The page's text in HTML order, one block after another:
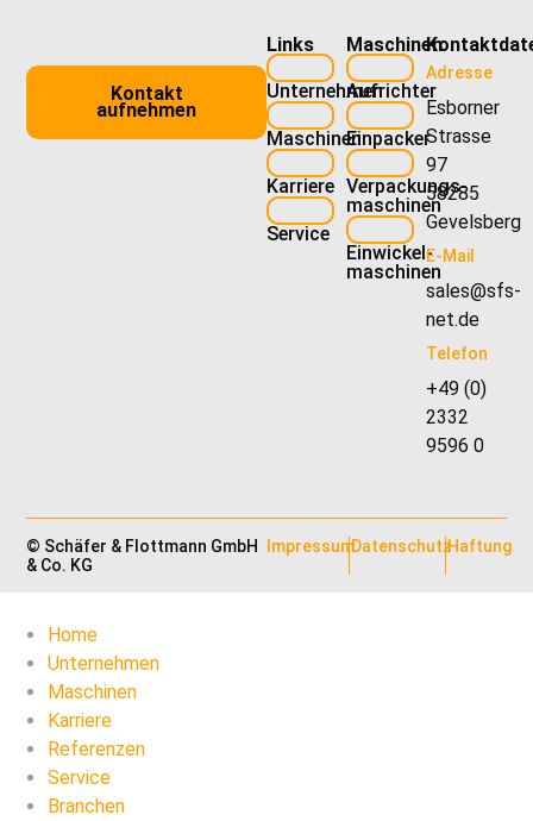
Kontakt
aufnehmen
Links
Unternehmen
Maschinen
Karriere
Service
Maschinen
Aufrichter
Einpacker
Verpackungs­
maschinen
Einwickel­
maschinen
Adresse
Esborner
Strasse
97
58285
Gevelsberg
E-Mail
sales@sfs-
net.de
Telefon
+49 (0)
2332
9596 0
© Schäfer & Flottmann GmbH
& Co. KG
ImpressumDatenschutzHaftung
Home
Unternehmen
Maschinen
Karriere
Referenzen
Service
Branchen